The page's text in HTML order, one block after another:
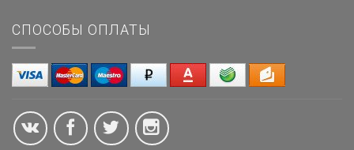
СПОСОБЫ ОПЛАТЫ